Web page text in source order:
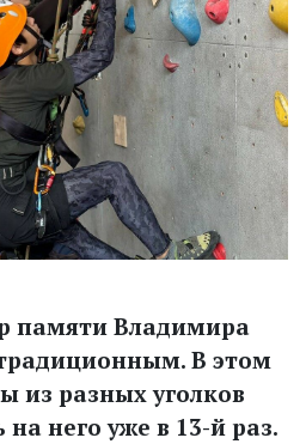
памяти Владимира
В этом
из разных уголков
него уже в 13-й раз.